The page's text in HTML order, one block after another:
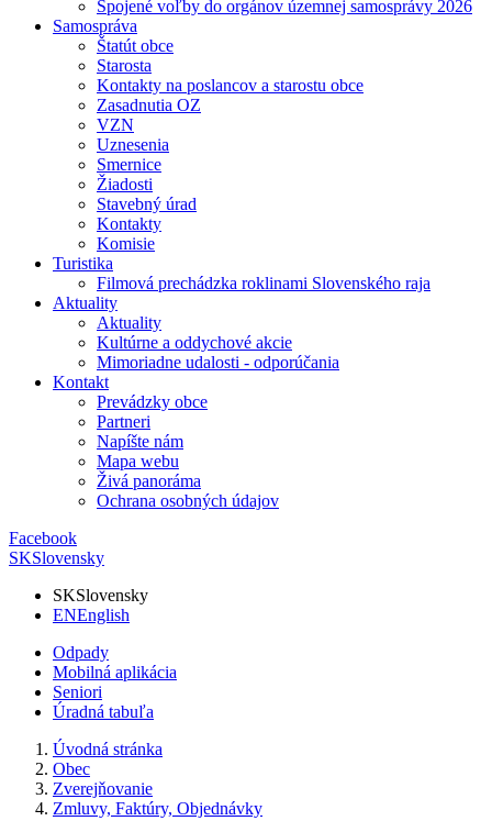
Spojené voľby do orgánov územnej samosprávy 2026
Samospráva
Štatút obce
Starosta
Kontakty na poslancov a starostu obce
Zasadnutia OZ
VZN
Uznesenia
Smernice
Žiadosti
Stavebný úrad
Kontakty
Komisie
Turistika
Filmová prechádzka roklinami Slovenského raja
Aktuality
Aktuality
Kultúrne a oddychové akcie
Mimoriadne udalosti - odporúčania
Kontakt
Prevádzky obce
Partneri
Napíšte nám
Mapa webu
Živá panoráma
Ochrana osobných údajov
Facebook
SKSlovensky
SKSlovensky
ENEnglish
Odpady
Mobilná aplikácia
Seniori
Úradná tabuľa
Úvodná stránka
Obec
Zverejňovanie
Zmluvy, Faktúry, Objednávky